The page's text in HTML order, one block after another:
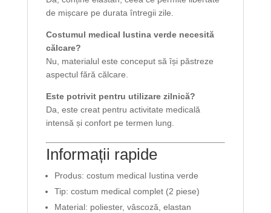
de mișcare pe durata întregii zile.
Costumul medical Iustina verde necesită
călcare?
Nu, materialul este conceput să își păstreze
aspectul fără călcare.
Este potrivit pentru utilizare zilnică?
Da, este creat pentru activitate medicală
intensă și confort pe termen lung.
Informații rapide
Produs: costum medical Iustina verde
Tip: costum medical complet (2 piese)
Material: poliester, vâscoză, elastan